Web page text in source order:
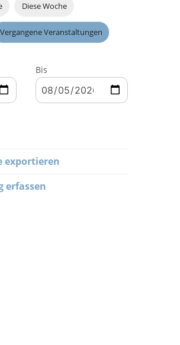
Diese Woche
Vergangene Veranstaltungen
Bis
exportieren
erfassen